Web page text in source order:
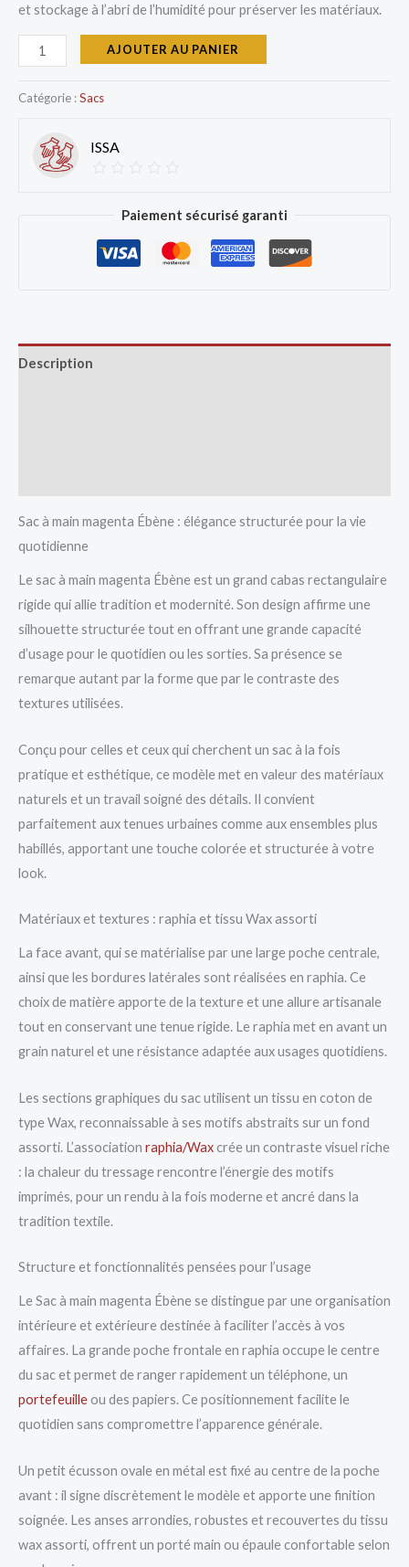
et stockage à l’abri de l’humidité pour préserver les matériaux.
AJOUTER AU PANIER
Catégorie :Sacs
ISSA
Paiement sécurisé garanti
Description
Sac à main magenta Ébène : élégance structurée pour la vie
quotidienne
Le sac à main magenta Ébène est un grand cabas rectangulaire
rigide qui allie tradition et modernité. Son design affirme une
silhouette structurée tout en offrant une grande capacité
d’usage pour le quotidien ou les sorties. Sa présence se
remarque autant par la forme que par le contraste des
textures utilisées.
Conçu pour celles et ceux qui cherchent un sac à la fois
pratique et esthétique, ce modèle met en valeur des matériaux
naturels et un travail soigné des détails. Il convient
parfaitement aux tenues urbaines comme aux ensembles plus
habillés, apportant une touche colorée et structurée à votre
look.
Matériaux et textures : raphia et tissu Wax assorti
La face avant, qui se matérialise par une large poche centrale,
ainsi que les bordures latérales sont réalisées en raphia. Ce
choix de matière apporte de la texture et une allure artisanale
tout en conservant une tenue rigide. Le raphia met en avant un
grain naturel et une résistance adaptée aux usages quotidiens.
Les sections graphiques du sac utilisent un tissu en coton de
type Wax, reconnaissable à ses motifs abstraits sur un fond
assorti. L’association raphia/Waxcrée un contraste visuel riche
: la chaleur du tressage rencontre l’énergie des motifs
imprimés, pour un rendu à la fois moderne et ancré dans la
tradition textile.
Structure et fonctionnalités pensées pour l’usage
Le Sac à main magenta Ébène se distingue par une organisation
intérieure et extérieure destinée à faciliter l’accès à vos
affaires. La grande poche frontale en raphia occupe le centre
du sac et permet de ranger rapidement un téléphone, un
portefeuille ou des papiers. Ce positionnement facilite le
quotidien sans compromettre l’apparence générale.
Un petit écusson ovale en métal est fixé au centre de la poche
avant : il signe discrètement le modèle et apporte une finition
soignée. Les anses arrondies, robustes et recouvertes du tissu
wax assorti, offrent un porté main ou épaule confortable selon